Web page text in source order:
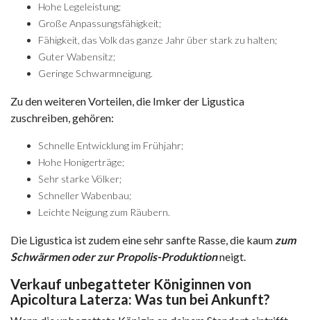
Hohe Legeleistung;
Große Anpassungsfähigkeit;
Fähigkeit, das Volk das ganze Jahr über stark zu halten;
Guter Wabensitz;
Geringe Schwarmneigung.
Zu den weiteren Vorteilen, die Imker der Ligustica
zuschreiben, gehören:
Schnelle Entwicklung im Frühjahr;
Hohe Honigerträge;
Sehr starke Völker;
Schneller Wabenbau;
Leichte Neigung zum Räubern.
Die Ligustica ist zudem eine sehr sanfte Rasse, die kaum zum
Schwärmen oder zur Propolis-Produktionneigt.
Verkauf unbegatteter Königinnen von
Apicoltura Laterza: Was tun bei Ankunft?